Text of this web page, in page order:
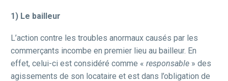
1) Le bailleur
L’action contre les troubles anormaux causés par les
commerçants incombe en premier lieu au bailleur. En
effet, celui-ci est considéré comme « responsable » des
agissements de son locataire et est dans l’obligation de